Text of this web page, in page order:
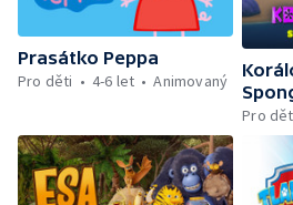
Prasátko Peppa
Pro děti
4-6 let Animovaný
Pro